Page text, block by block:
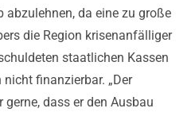
abzulehnen, da eine zu große
die Region krisenanfälliger
staatlichen Kassen
finanzierbar. „Der
dass er den Ausbau